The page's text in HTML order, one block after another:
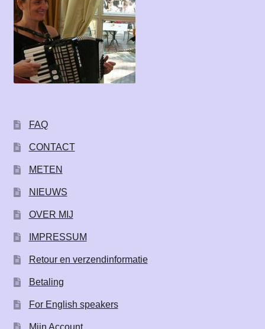
FAQ
CONTACT
METEN
NIEUWS
OVER MIJ
IMPRESSUM
Retour en verzendinformatie
Betaling
For English speakers
Mijn Account